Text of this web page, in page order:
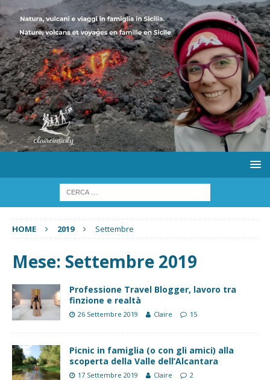
HOME 2019 Settembre
Mese: Settembre 2019
Professione Travel Blogger, lavoro tra
finzione e realtà
26 Settembre 2019 Claire 15
Picnic in famiglia (o con gli amici) alla
scoperta della Valle dell’Alcantara
17 Settembre 2019 Claire 2